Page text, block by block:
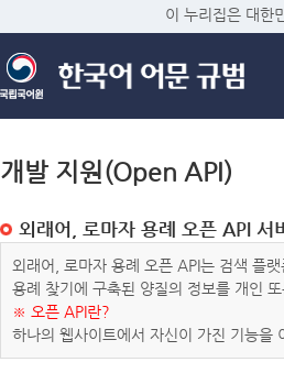
이 누리집은 대한
개발 지원(Open API)
외래어, 로마자 용례 오픈 API 서
외래어, 로마자 용례 오픈 API는 검색 플
용례 찾기에 구축된 양질의 정보를 개인
※ 오픈 API란?
하나의 웹사이트에서 자신이 가진 기능을